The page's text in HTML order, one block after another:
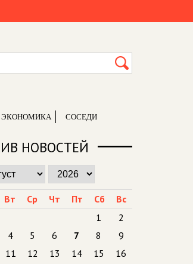
ЭКОНОМИКА СОСЕДИ
НОВОСТЕЙ
Вт Ср Чт Пт Сб
Вс
1
2
4 5 6 7 8
9
11 12 13 14 15
16